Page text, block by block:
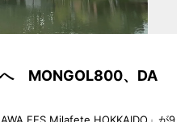
へ MONGOL800、DA
FES Milafete HOKKAIDO」が9